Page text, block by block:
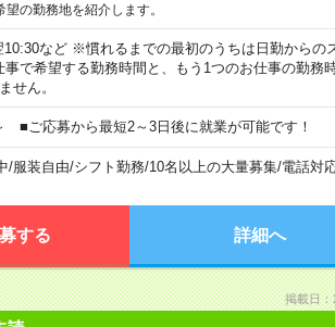
の勤務地を紹介します。
など ※慣れるまでの最初のうちは日勤からの
で希望する勤務時間と、もう1つのお仕事の勤務時
せん。
■ご応募から最短2～3日後に就業が可能です！
/服装自由/シフト勤務/10名以上の大量募集/電話対
する 詳細へ
掲載日：